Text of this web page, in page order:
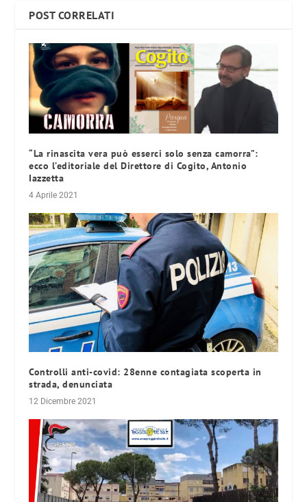
POST CORRELATI
“La rinascita vera può esserci solo senza camorra”:
ecco l’editoriale del Direttore di Cogito, Antonio
Iazzetta
4 Aprile 2021
Controlli anti-covid: 28enne contagiata scoperta in
strada, denunciata
12 Dicembre 2021